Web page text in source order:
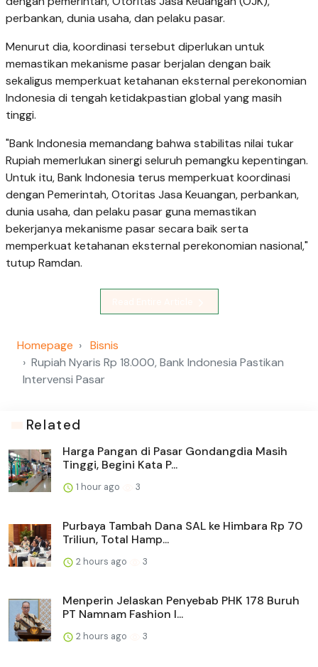
perbankan, dunia usaha, dan pelaku pasar.
Menurut dia, koordinasi tersebut diperlukan untuk
memastikan mekanisme pasar berjalan dengan baik
sekaligus memperkuat ketahanan eksternal perekonomian
Indonesia di tengah ketidakpastian global yang masih
tinggi.
"Bank Indonesia memandang bahwa stabilitas nilai tukar
Rupiah memerlukan sinergi seluruh pemangku kepentingan.
Untuk itu, Bank Indonesia terus memperkuat koordinasi
dengan Pemerintah, Otoritas Jasa Keuangan, perbankan,
dunia usaha, dan pelaku pasar guna memastikan
bekerjanya mekanisme pasar secara baik serta
memperkuat ketahanan eksternal perekonomian nasional,"
tutup Ramdan.
Homepage
Bisnis
Rupiah Nyaris Rp 18.000, Bank Indonesia Pastikan
Intervensi Pasar
Related
Harga Pangan di Pasar Gondangdia Masih
Tinggi, Begini Kata P...
1 hour ago 3
Purbaya Tambah Dana SAL ke Himbara Rp 70
Triliun, Total Hamp...
2 hours ago 3
Menperin Jelaskan Penyebab PHK 178 Buruh
PT Namnam Fashion I...
2 hours ago 3